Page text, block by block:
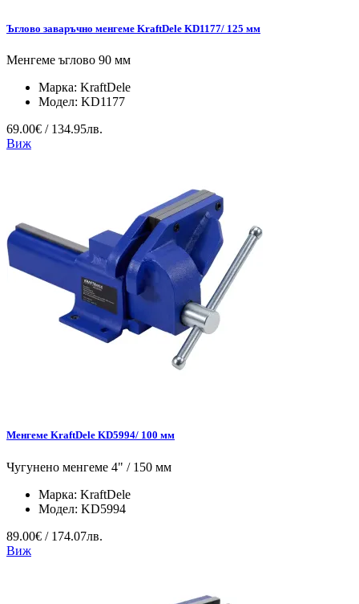
Ъглово заваръчно менгеме KraftDele KD1177/ 125 мм
Менгеме ъглово 90 мм
Марка: KraftDele
Модел: KD1177
69.00€ / 134.95лв.
Виж
Менгеме KraftDele KD5994/ 100 мм
Чугунено менгеме 4" / 150 мм
Марка: KraftDele
Модел: KD5994
89.00€ / 174.07лв.
Виж